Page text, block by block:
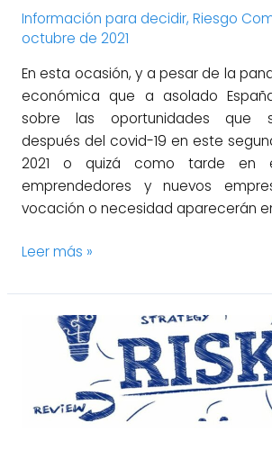
Información para decidir, Riesgo
octubre de 2021
En esta ocasión, y a pesar de la
económica que a asolado
sobre las oportunidades que
después del covid-19 en este
2021 o quizá como tarde en
emprendedores y nuevos
vocación o necesidad aparecerán
Leer más »
importancia
gestión